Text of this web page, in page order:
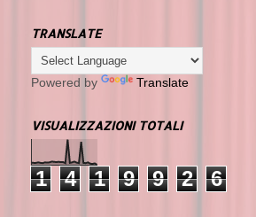
TRANSLATE
Powered by Translate
VISUALIZZAZIONI TOTALI
1 4 1 9 9 2 6